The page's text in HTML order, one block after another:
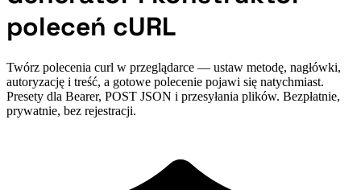
poleceń cURL
Twórz polecenia curl w przeglądarce — ustaw metodę, nagłówki,
autoryzację i treść, a gotowe polecenie pojawi się natychmiast.
Presety dla Bearer, POST JSON i przesyłania plików. Bezpłatnie,
prywatnie, bez rejestracji.